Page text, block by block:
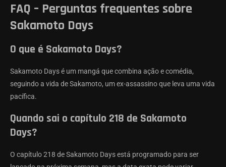
FAQ – Perguntas frequentes sobre
Sakamoto Days
O que é Sakamoto Days?
Sakamoto Days é um mangá que combina ação e comédia,
seguindo a vida de Sakamoto, um ex-assassino que leva uma vida
pacífica.
Quando sai o capítulo 218 de Sakamoto
Days?
O capítulo 218 de Sakamoto Days está programado para ser